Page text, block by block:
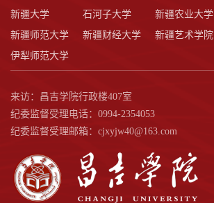
新疆大学
石河子大学 新疆农业大学
新疆师范大学
新疆财经大学 新疆艺术学院
伊犁师范大学
来访：昌吉学院行政楼407室
纪委监督受理电话：0994-2354053
纪委监督受理邮箱：cjxyjw40@163.com